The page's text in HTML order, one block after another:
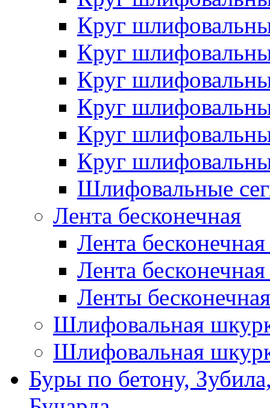
Круг
Круг
Круг
Круг
Круг
Круг
Шлифовальные
Лента бесконечная
Лента
Лента
Ленты
Шлифовальная
Шлифовальная
Буры по бетону,